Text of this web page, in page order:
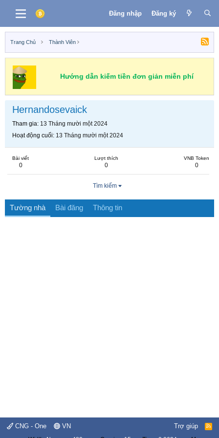
Đăng nhập Đăng ký
Trang Chủ Thành Viên
Hướng dẫn kiếm tiền đơn giản miễn phí
Hernandosevaick
Tham gia 13 Tháng mười một 2024
Hoạt động cuối 13 Tháng mười một 2024
Bài viết
0
Lượt thích
0
VNB Token
0
Tìm kiếm
Tường nhà Bài đăng Thông tin
CNG - One VN Trợ giúp
R